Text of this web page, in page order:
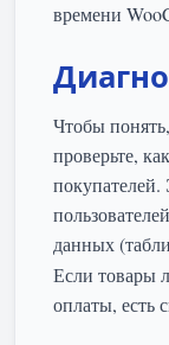
времени
Чтобы
проверьте,
покупателей.
данных
Если товары
оплаты, есть